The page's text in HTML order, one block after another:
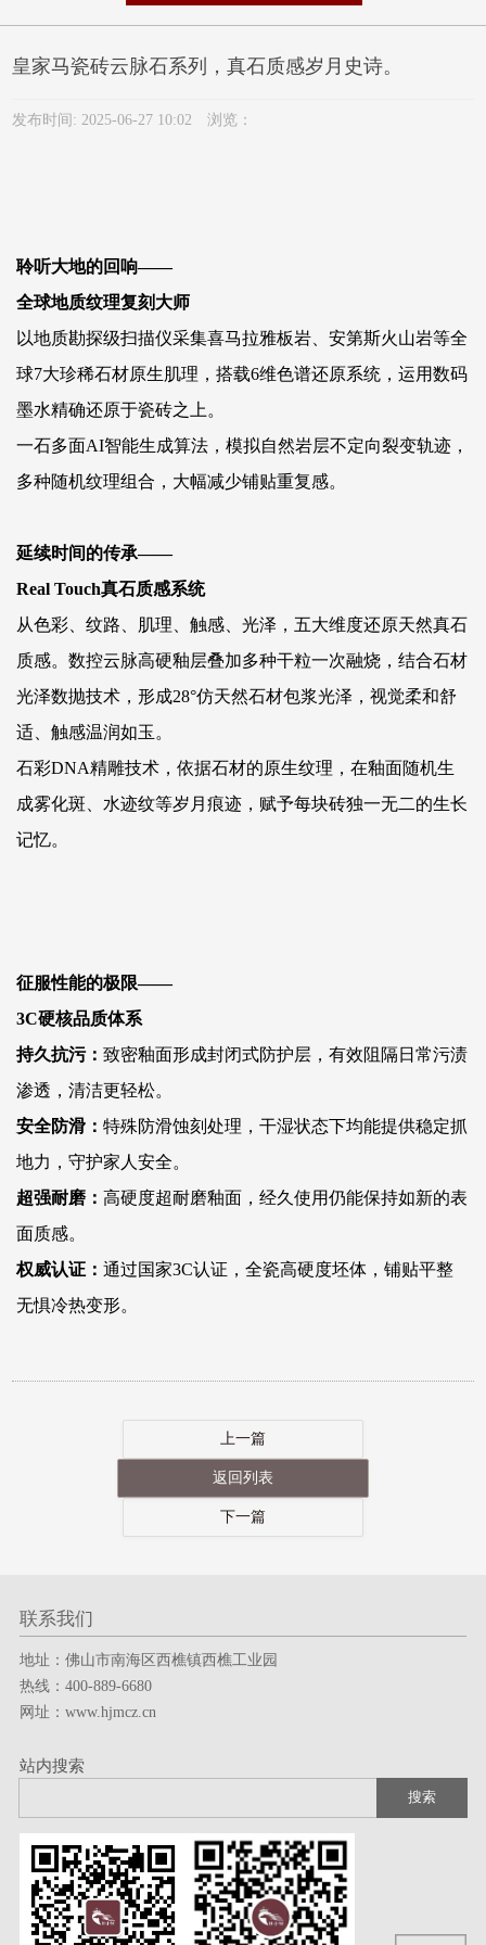
皇家马瓷砖云脉石系列，真石质感岁月史诗。
发布时间: 2025-06-27 10:02 浏览：
聆听大地的回响——
全球地质纹理复刻大师
以地质勘探级扫描仪采集喜马拉雅板岩、安第斯火山岩等全
球7大珍稀石材原生肌理，搭载6维色谱还原系统，运用数码
墨水精确还原于瓷砖之上。
一石多面AI智能生成算法，模拟自然岩层不定向裂变轨迹，
多种随机纹理组合，大幅减少铺贴重复感。
延续时间的传承——
Real Touch真石质感系统
从色彩、纹路、肌理、触感、光泽，五大维度还原天然真石
质感。数控云脉高硬釉层叠加多种干粒一次融烧，结合石材
光泽数抛技术，形成28°仿天然石材包浆光泽，视觉柔和舒
适、触感温润如玉。
石彩DNA精雕技术，依据石材的原生纹理，在釉面随机生
成雾化斑、水迹纹等岁月痕迹，赋予每块砖独一无二的生长
记忆。
征服性能的极限——
3C硬核品质体系
持久抗污：致密釉面形成封闭式防护层，有效阻隔日常污渍
渗透，清洁更轻松。
安全防滑：特殊防滑蚀刻处理，干湿状态下均能提供稳定抓
地力，守护家人安全。
超强耐磨：高硬度超耐磨釉面，经久使用仍能保持如新的表
面质感。
权威认证：通过国家3C认证，全瓷高硬度坯体，铺贴平整
无惧冷热变形。
上一篇
返回列表
下一篇
联系我们
地址：佛山市南海区西樵镇西樵工业园
热线：400-889-6680
网址：www.hjmcz.cn
站内搜索